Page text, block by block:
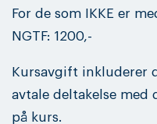
For de som IKKE er
NGTF: 1200,-
Kursavgift inkluderer
avtale deltakelse
på kurs.